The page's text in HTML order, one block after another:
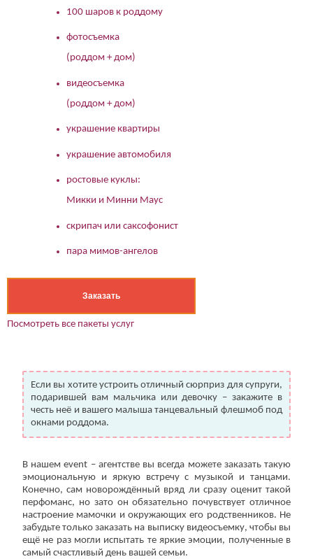
100 шаров к роддому
фотосъемка
(роддом + дом)
видеосъемка
(роддом + дом)
украшение квартиры
украшение автомобиля
ростовые куклы:
Микки и Минни Маус
скрипач или саксофонист
пара мимов-ангелов
Заказать
Посмотреть все пакеты услуг
Если вы хотите устроить отличный сюрприз для супруги,
подарившей вам мальчика или девочку – закажите в
честь неё и вашего малыша танцевальный флешмоб под
окнами роддома.
В нашем event – агентстве вы всегда можете заказать такую
эмоциональную и яркую встречу с музыкой и танцами.
Конечно, сам новорождённый вряд ли сразу оценит такой
перфоманс, но зато он обязательно почувствует отличное
настроение мамочки и окружающих его родственников. Не
забудьте только заказать на выписку видеосъемку, чтобы вы
ещё не раз могли испытать те яркие эмоции, полученные в
самый счастливый день вашей семьи.